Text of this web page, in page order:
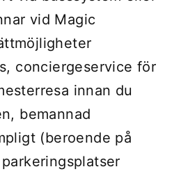
vid Magic
conciergeservice för
innan du
bemannad
(beroende på